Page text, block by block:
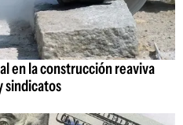
en la construcción reaviva
sindicatos